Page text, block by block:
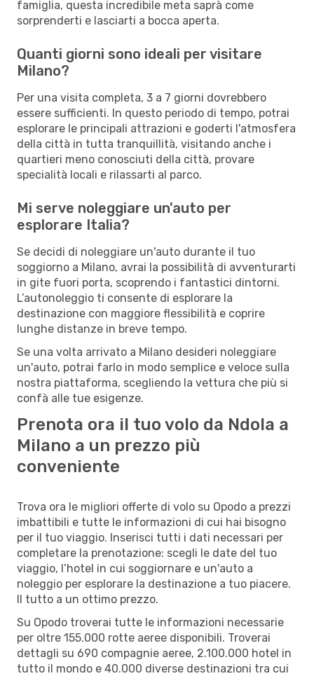
famiglia, questa incredibile meta saprà come
sorprenderti e lasciarti a bocca aperta.
Quanti giorni sono ideali per visitare
Milano?
Per una visita completa, 3 a 7 giorni dovrebbero
essere sufficienti. In questo periodo di tempo, potrai
esplorare le principali attrazioni e goderti l'atmosfera
della città in tutta tranquillità, visitando anche i
quartieri meno conosciuti della città, provare
specialità locali e rilassarti al parco.
Mi serve noleggiare un'auto per
esplorare Italia?
Se decidi di noleggiare un'auto durante il tuo
soggiorno a Milano, avrai la possibilità di avventurarti
in gite fuori porta, scoprendo i fantastici dintorni.
L’autonoleggio ti consente di esplorare la
destinazione con maggiore flessibilità e coprire
lunghe distanze in breve tempo.
Se una volta arrivato a Milano desideri noleggiare
un'auto, potrai farlo in modo semplice e veloce sulla
nostra piattaforma, scegliendo la vettura che più si
confà alle tue esigenze.
Prenota ora il tuo volo da Ndola a
Milano a un prezzo più
conveniente
Trova ora le migliori offerte di volo su Opodo a prezzi
imbattibili e tutte le informazioni di cui hai bisogno
per il tuo viaggio. Inserisci tutti i dati necessari per
completare la prenotazione: scegli le date del tuo
viaggio, l’hotel in cui soggiornare e un'auto a
noleggio per esplorare la destinazione a tuo piacere.
Il tutto a un ottimo prezzo.
Su Opodo troverai tutte le informazioni necessarie
per oltre 155.000 rotte aeree disponibili. Troverai
dettagli su 690 compagnie aeree, 2.100.000 hotel in
tutto il mondo e 40.000 diverse destinazioni tra cui